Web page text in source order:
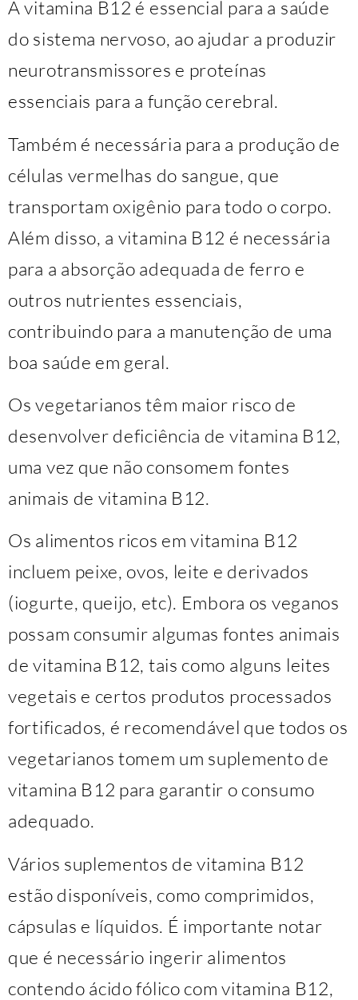
A vitamina B12 é essencial para a saúde
do sistema nervoso, ao ajudar a produzir
neurotransmissores e proteínas
essenciais para a função cerebral.
Também é necessária para a produção de
células vermelhas do sangue, que
transportam oxigênio para todo o corpo.
Além disso, a vitamina B12 é necessária
para a absorção adequada de ferro e
outros nutrientes essenciais,
contribuindo para a manutenção de uma
boa saúde em geral.
Os vegetarianos têm maior risco de
desenvolver deficiência de vitamina B12,
uma vez que não consomem fontes
animais de vitamina B12.
Os alimentos ricos em vitamina B12
incluem peixe, ovos, leite e derivados
(iogurte, queijo, etc). Embora os veganos
possam consumir algumas fontes animais
de vitamina B12, tais como alguns leites
vegetais e certos produtos processados
fortificados, é recomendável que todos os
vegetarianos tomem um suplemento de
vitamina B12 para garantir o consumo
adequado.
Vários suplementos de vitamina B12
estão disponíveis, como comprimidos,
cápsulas e líquidos. É importante notar
que é necessário ingerir alimentos
contendo ácido fólico com vitamina B12,